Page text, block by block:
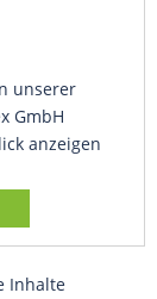
unserer
GmbH
anzeigen
Inhalte